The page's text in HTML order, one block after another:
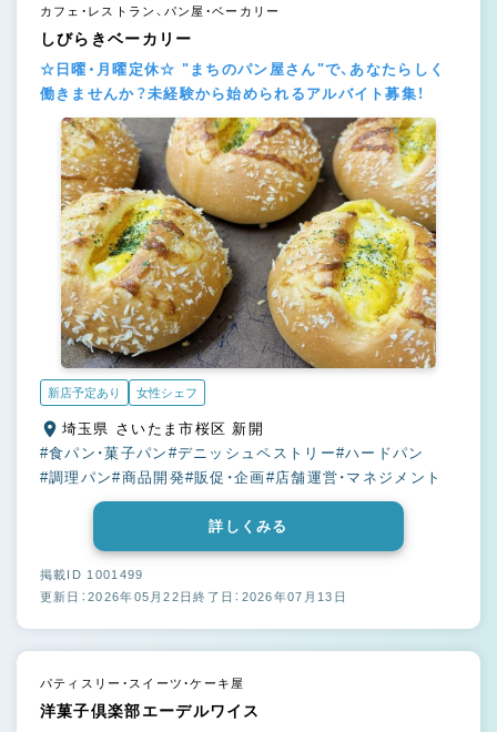
カフェ・レストラン、パン屋・ベーカリー
しびらきベーカリー
☆日曜・月曜定休☆ "まちのパン屋さん"で、あなたらしく
働きませんか？未経験から始められるアルバイト募集！
新店予定あり 女性シェフ
埼玉県 さいたま市桜区 新開
#食パン・菓子パン #デニッシュペストリー#ハードパン
#調理パン#商品開発#販促・企画#店舗運営・マネジメント
詳しくみる
掲載ID 1001499
更新日：2026年05月22日終了日：2026年07月13日
パティスリー・スイーツ・ケーキ屋
洋菓子倶楽部エーデルワイス